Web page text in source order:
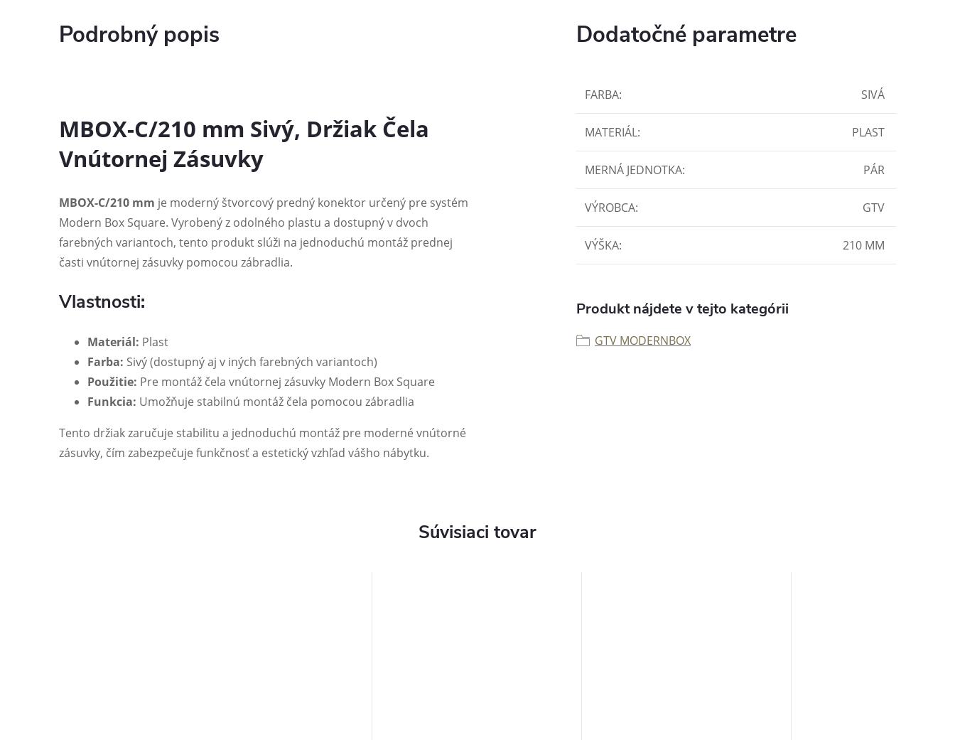
Podrobný popis
MBOX-C/210 mm Sivý, Držiak Čela
Vnútornej Zásuvky
MBOX-C/210 mm je moderný štvorcový predný konektor určený pre systém
Modern Box Square. Vyrobený z odolného plastu a dostupný v dvoch
farebných variantoch, tento produkt slúži na jednoduchú montáž prednej
časti vnútornej zásuvky pomocou zábradlia.
Vlastnosti:
Materiál: Plast
Farba: Sivý (dostupný aj v iných farebných variantoch)
Použitie: Pre montáž čela vnútornej zásuvky Modern Box Square
Funkcia: Umožňuje stabilnú montáž čela pomocou zábradlia
Tento držiak zaručuje stabilitu a jednoduchú montáž pre moderné vnútorné
zásuvky, čím zabezpečuje funkčnosť a estetický vzhľad vášho nábytku.
Dodatočné parametre
FARBA: SIVÁ
MATERIÁL: PLAST
MERNÁ JEDNOTKA: PÁR
VÝROBCA: GTV
VÝŠKA: 210 MM
Produkt nájdete v tejto kategórii
GTV MODERNBOX
Súvisiaci tovar